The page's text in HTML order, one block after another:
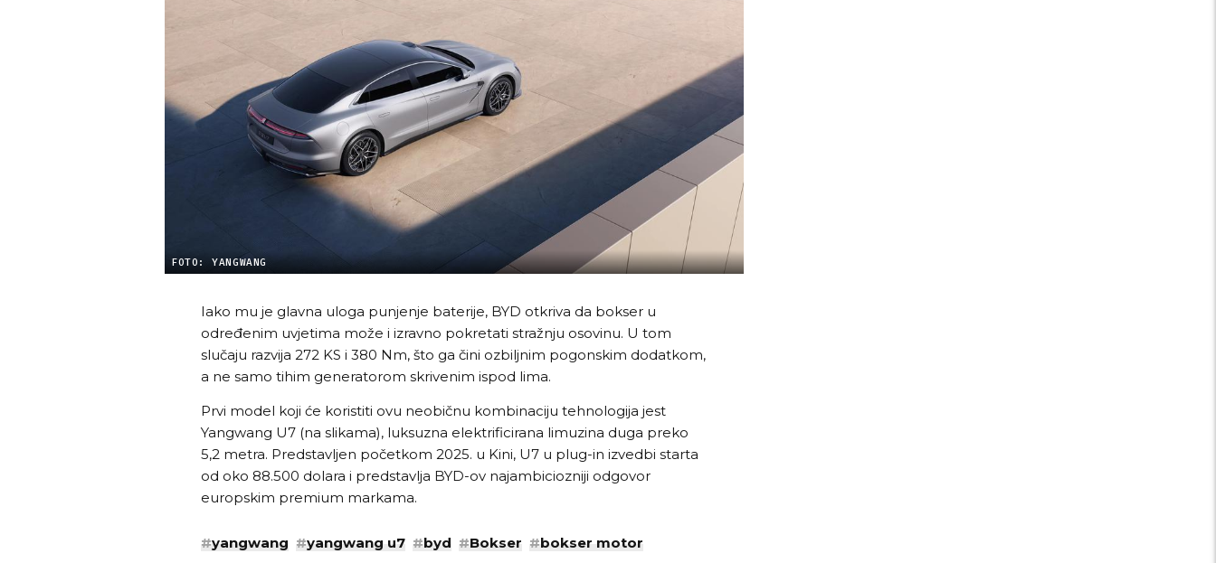
FOTO: YANGWANG
Iako mu je glavna uloga punjenje baterije, BYD otkriva da bokser u
određenim uvjetima može i izravno pokretati stražnju osovinu. U tom
slučaju razvija 272 KS i 380 Nm, što ga čini ozbiljnim pogonskim dodatkom,
a ne samo tihim generatorom skrivenim ispod lima.
Prvi model koji će koristiti ovu neobičnu kombinaciju tehnologija jest
Yangwang U7 (na slikama), luksuzna elektrificirana limuzina duga preko
5,2 metra. Predstavljen početkom 2025. u Kini, U7 u plug-in izvedbi starta
od oko 88.500 dolara i predstavlja BYD-ov najambiciozniji odgovor
europskim premium markama.
#yangwang #yangwang u7 #byd #Bokser #bokser motor